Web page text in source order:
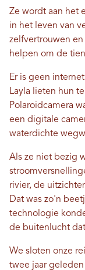
Ze wordt aan het
in het leven van
zelfvertrouwen
helpen om de
Er is geen
Layla lieten hun
Polaroidcamera
een digitale
waterdichte
Als ze niet bezig
rivier, de
Dat was zo'n
technologie
de buitenlucht
We sloten onze
twee jaar